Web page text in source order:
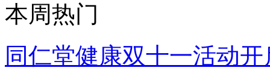
本周热门
同仁堂健康双十一活动